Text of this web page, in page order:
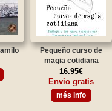
Pequeño curso de
magia cotidiana
16.95€
Envio gratis
més info